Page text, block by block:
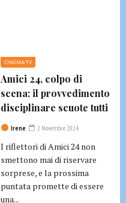
CINEMA/TV
Amici 24, colpo di
scena: il provvedimento
disciplinare scuote tutti
Irene 2 Novembre 2024
I riflettori di Amici 24 non
smettono mai di riservare
sorprese, e la prossima
puntata promette di essere
una...